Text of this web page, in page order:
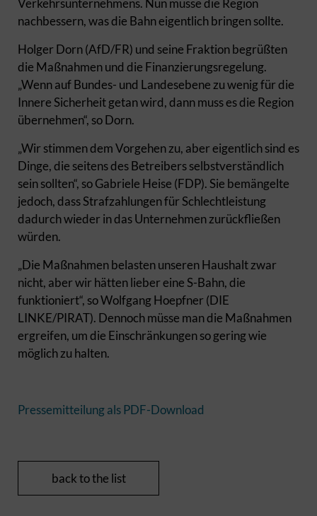
nachbessern, was die Bahn eigentlich bringen sollte.
Holger Dorn (AfD/FR) und seine Fraktion begrüßten
die Maßnahmen und die Finanzierungsregelung.
„Wenn auf Bundes- und Landesebene zu wenig für die
Innere Sicherheit getan wird, dann muss es die Region
übernehmen“, so Dorn.
„Wir stimmen dem Vorgehen zu, aber eigentlich sind es
Dinge, die seitens des Betreibers selbstverständlich
sein sollten“, so Gabriele Heise (FDP). Sie bemängelte
jedoch, dass Strafzahlungen für Schlechtleistung
dadurch wieder in das Unternehmen zurückfließen
würden.
„Die Maßnahmen belasten unseren Haushalt zwar
nicht, aber wir hätten lieber eine S-Bahn, die
funktioniert“, so Wolfgang Hoepfner (DIE
LINKE/PIRAT). Dennoch müsse man die Maßnahmen
ergreifen, um die Einschränkungen so gering wie
möglich zu halten.
Pressemitteilung als PDF-Download
back to the list